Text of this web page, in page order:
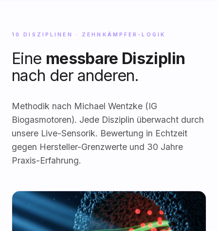
10 DISZIPLINEN · ZEHNKÄMPFER-LOGIK
Eine messbare Disziplin
nach der anderen.
Methodik nach Michael Wentzke (IG
Biogasmotoren). Jede Disziplin überwacht durch
unsere Live-Sensorik. Bewertung in Echtzeit
gegen Hersteller-Grenzwerte und 30 Jahre
Praxis-Erfahrung.